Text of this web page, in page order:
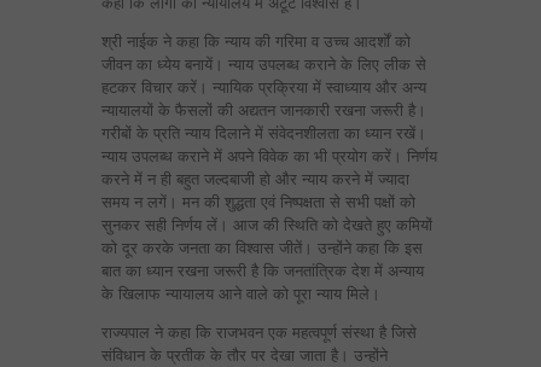
श्री नाईक ने कहा कि न्याय की गरिमा व उच्च आदर्शों को
जीवन का ध्येय बनायें। न्याय उपलब्ध कराने के लिए लीक से
हटकर विचार करें। न्यायिक प्रक्रिया में स्वाध्याय और अन्य
न्यायालयों के फैसलों की अद्यतन जानकारी रखना जरूरी है।
गरीबों के प्रति न्याय दिलाने में संवेदनशीलता का ध्यान रखें।
न्याय उपलब्ध कराने में अपने विवेक का भी प्रयोग करें। निर्णय
करने में न ही बहुत जल्दबाजी हो और न्याय करने में ज्यादा
समय न लगें। मन की शुद्धता एवं निष्पक्षता से सभी पक्षों को
सुनकर सही निर्णय लें। आज की स्थिति को देखते हुए कमियों
को दूर करके जनता का विश्वास जीतें। उन्होंने कहा कि इस
बात का ध्यान रखना जरूरी है कि जनतांत्रिक देश में अन्याय
के खिलाफ न्यायालय आने वाले को पूरा न्याय मिले।
राज्यपाल ने कहा कि राजभवन एक महत्वपूर्ण संस्था है जिसे
संविधान के प्रतीक के तौर पर देखा जाता है। उन्होंने